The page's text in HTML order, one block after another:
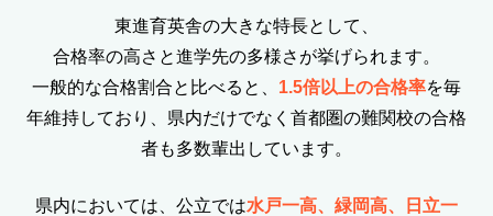
東進育英舎の大きな特長として、
合格率の高さと進学先の多様さが挙げられます。
一般的な合格割合と比べると、 1.5倍以上の合格率を毎
年維持しており、県内だけでなく首都圏の難関校の合格
者も多数輩出しています。
県内においては、公立では水戸一高、緑岡高、日立一